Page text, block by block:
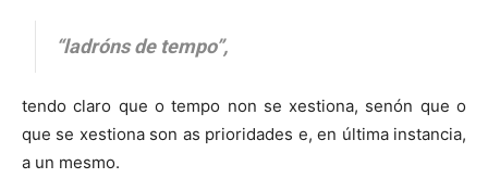
“ladróns de tempo”,
tendo claro que o tempo non se xestiona, senón que o
que se xestiona son as prioridades e, en última instancia,
a un mesmo.